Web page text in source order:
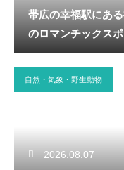
帯広の幸福駅にあ
のロマンチックスポ
自然・気象・野生動物
2026.08.07